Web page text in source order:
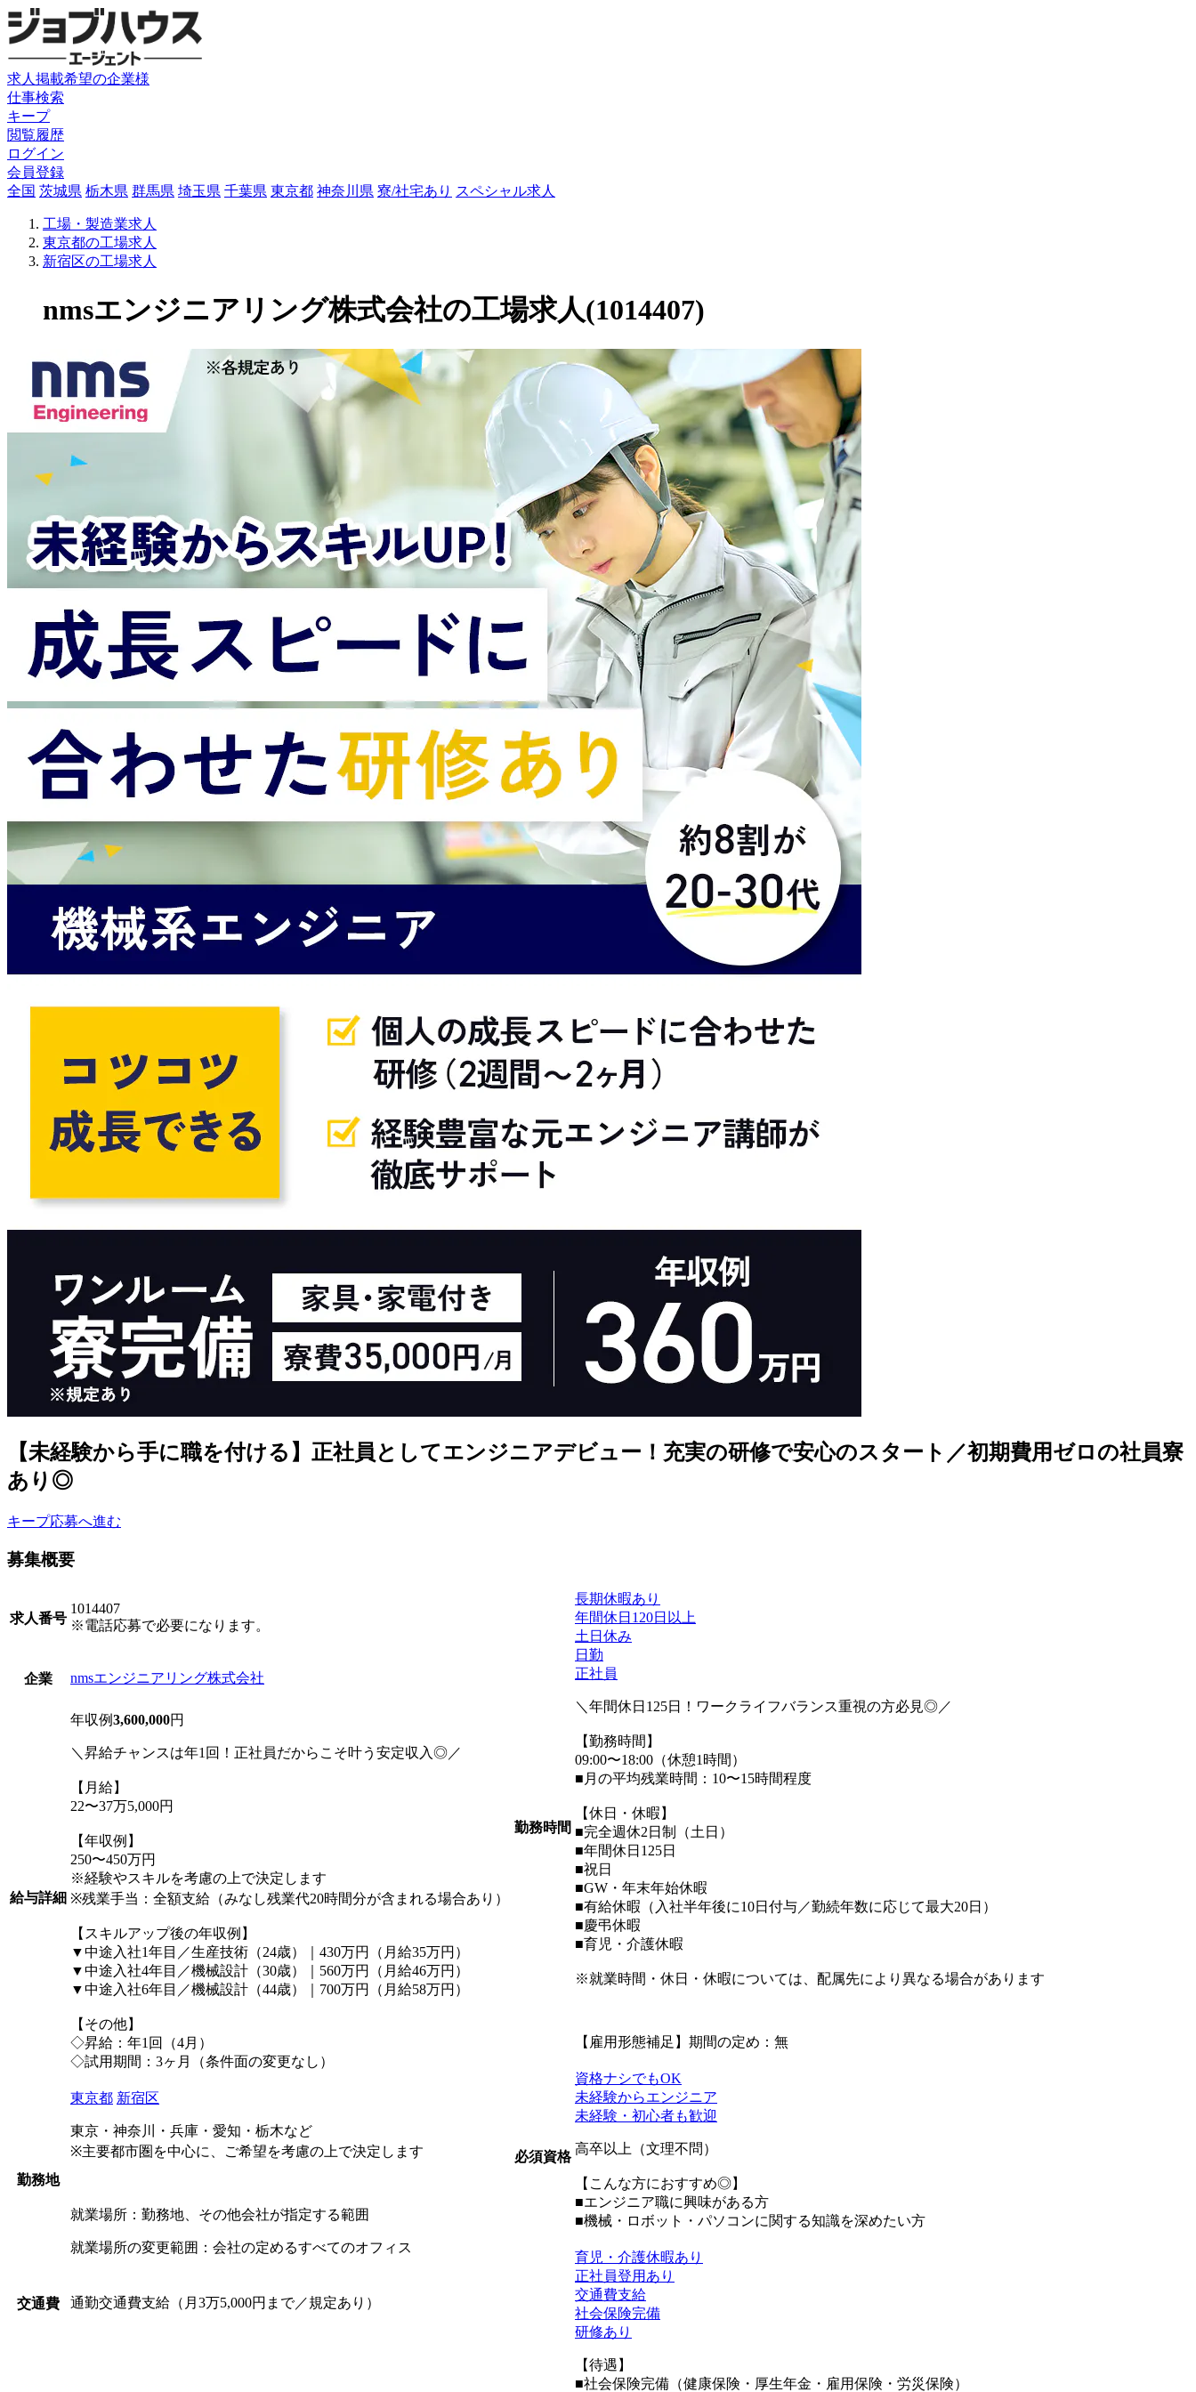
求人掲載希望の企業様
仕事検索
キープ
閲覧履歴
ログイン
会員登録
全国 茨城県 栃木県 群馬県 埼玉県 千葉県 東京都 神奈川県 寮/社宅あり スペシャル求人
工場・製造業求人
東京都の工場求人
新宿区の工場求人
nmsエンジニアリング株式会社の工場求人(1014407)
【未経験から手に職を付ける】正社員としてエンジニアデビュー！充実の研修で安心のスタート／初期費用ゼロの社員寮
あり◎
キープ応募へ進む
募集概要
求人番号
1014407
※電話応募で必要になります。
企業 nmsエンジニアリング株式会社
給与詳細
年収例3,600,000円
＼昇給チャンスは年1回！正社員だからこそ叶う安定収入◎／
【月給】
22〜37万5,000円
【年収例】
250〜450万円
※経験やスキルを考慮の上で決定します
※残業手当：全額支給（みなし残業代20時間分が含まれる場合あり）
【スキルアップ後の年収例】
▼中途入社1年目／生産技術（24歳）｜430万円（月給35万円）
▼中途入社4年目／機械設計（30歳）｜560万円（月給46万円）
▼中途入社6年目／機械設計（44歳）｜700万円（月給58万円）
【その他】
◇昇給：年1回（4月）
◇試用期間：3ヶ月（条件面の変更なし）
勤務地
東京都 新宿区
東京・神奈川・兵庫・愛知・栃木など
※主要都市圏を中心に、ご希望を考慮の上で決定します
就業場所：勤務地、その他会社が指定する範囲
就業場所の変更範囲：会社の定めるすべてのオフィス
交通費 通勤交通費支給（月3万5,000円まで／規定あり）
勤務時間
長期休暇あり
年間休日120日以上
土日休み
日勤
正社員
＼年間休日125日！ワークライフバランス重視の方必見◎／
【勤務時間】
09:00〜18:00（休憩1時間）
■月の平均残業時間：10〜15時間程度
【休日・休暇】
■完全週休2日制（土日）
■年間休日125日
■祝日
■GW・年末年始休暇
■有給休暇（入社半年後に10日付与／勤続年数に応じて最大20日）
■慶弔休暇
■育児・介護休暇
※就業時間・休日・休暇については、配属先により異なる場合があります
【雇用形態補足】期間の定め：無
必須資格
資格ナシでもOK
未経験からエンジニア
未経験・初心者も歓迎
高卒以上（文理不問）
【こんな方におすすめ◎】
■エンジニア職に興味がある方
■機械・ロボット・パソコンに関する知識を深めたい方
育児・介護休暇あり
正社員登用あり
交通費支給
社会保険完備
研修あり
【待遇】
■社会保険完備（健康保険・厚⽣年⾦・雇⽤保険・労災保険）